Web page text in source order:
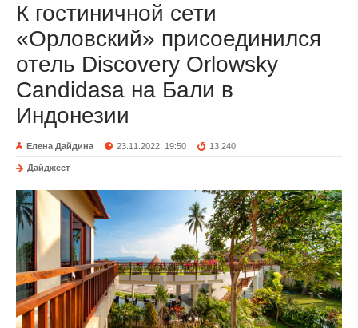
К гостиничной сети
«Орловский» присоединился
отель Discovery Orlowsky
Candidasa на Бали в
Индонезии
Елена Дайдина 23.11.2022, 19:50 13 240
Дайджест